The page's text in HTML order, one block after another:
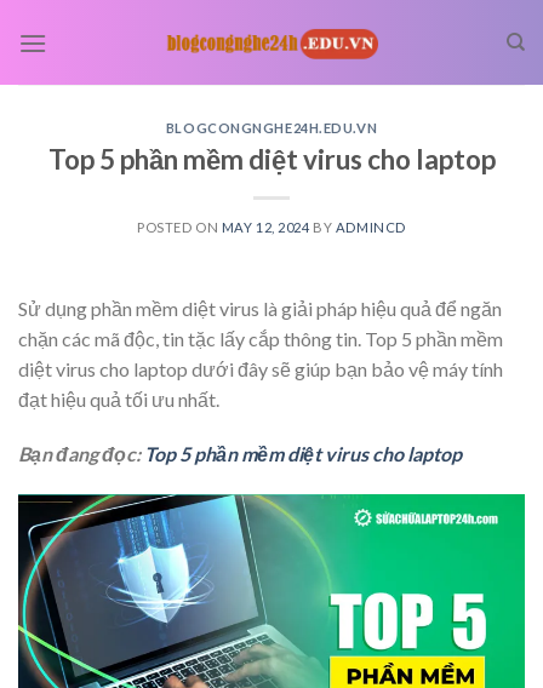
BLOGCONGNGHE24H.EDU.VN
Top 5 phần mềm diệt virus cho laptop
POSTED ON MAY 12, 2024 BY ADMINCD
Sử dụng phần mềm diệt virus là giải pháp hiệu quả để ngăn
chặn các mã độc, tin tặc lấy cắp thông tin. Top 5 phần mềm
diệt virus cho laptop dưới đây sẽ giúp bạn bảo vệ máy tính
đạt hiệu quả tối ưu nhất.
Bạn đang đọc: Top 5 phần mềm diệt virus cho laptop